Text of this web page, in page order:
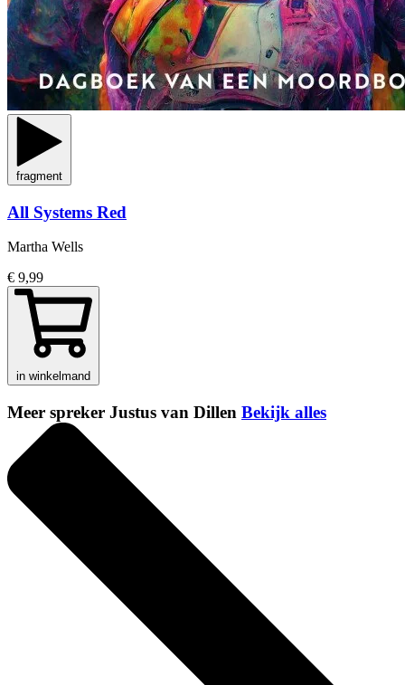
fragment
All Systems Red
Martha Wells
€ 9,99
in winkelmand
Meer spreker Justus van Dillen Bekijk alles